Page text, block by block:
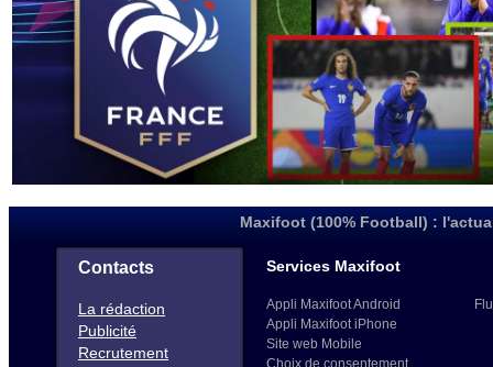
Maxifoot (100% Football) :
Contacts
La rédaction
Publicité
Recrutement
Services Maxifoot
Appli Maxifoot Android
Appli Maxifoot iPhone
Site web Mobile
Choix de consentement